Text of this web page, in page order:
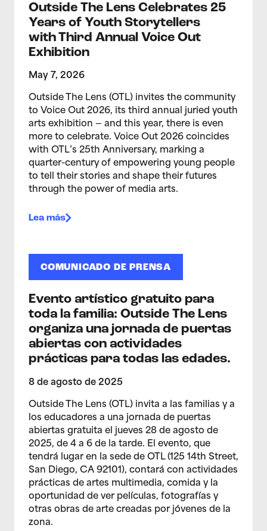
Outside The Lens Celebrates 25
Years of Youth Storytellers
with Third Annual Voice Out
Exhibition
May 7, 2026
Outside The Lens (OTL) invites the community
to Voice Out 2026, its third annual juried youth
arts exhibition — and this year, there is even
more to celebrate. Voice Out 2026 coincides
with OTL’s 25th Anniversary, marking a
quarter-century of empowering young people
to tell their stories and shape their futures
through the power of media arts.
Lea más
COMUNICADO DE PRENSA
Evento artístico gratuito para
toda la familia: Outside The Lens
organiza una jornada de puertas
abiertas con actividades
prácticas para todas las edades.
8 de agosto de 2025
Outside The Lens (OTL) invita a las familias y a
los educadores a una jornada de puertas
abiertas gratuita el jueves 28 de agosto de
2025, de 4 a 6 de la tarde. El evento, que
tendrá lugar en la sede de OTL (125 14th Street,
San Diego, CA 92101), contará con actividades
prácticas de artes multimedia, comida y la
oportunidad de ver películas, fotografías y
otras obras de arte creadas por jóvenes de la
zona.